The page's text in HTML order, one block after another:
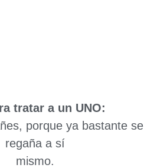
tratar a un UNO:
porque ya bastante se
regaña a sí
mismo.